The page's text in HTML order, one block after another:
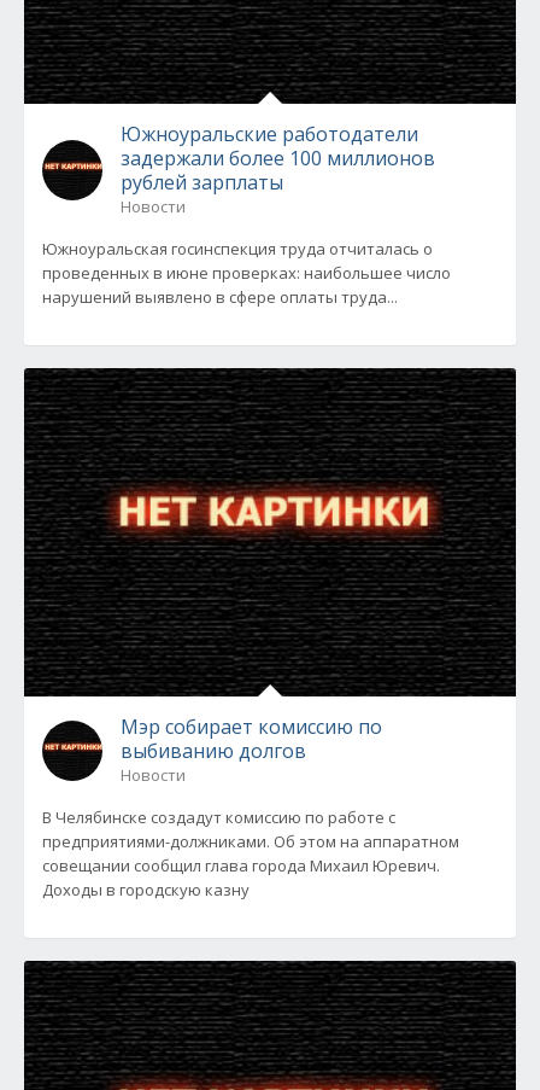
Южноуральские работодатели
задержали более 100 миллионов
рублей зарплаты
Новости
Южноуральская госинспекция труда отчиталась о
проведенных в июне проверках: наибольшее число
нарушений выявлено в сфере оплаты труда...
Мэр собирает комиссию по
выбиванию долгов
Новости
В Челябинске создадут комиссию по работе с
предприятиями-должниками. Об этом на аппаратном
совещании сообщил глава города Михаил Юревич.
Доходы в городскую казну